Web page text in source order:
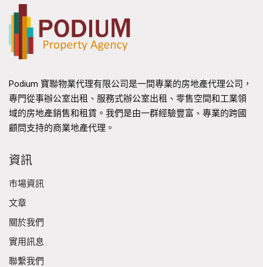
Podium 寶聯物業代理有限公司是一間專業的房地產代理公司，
專門從事辦公室出租、服務式辦公室出租、零售空間和工業領
域的房地產銷售和租賃。我們是由一群經驗豐富、專業的跨國
顧問支持的商業地產代理。
資訊
市場資訊
文章
關於我們
實用訊息
聯繫我們